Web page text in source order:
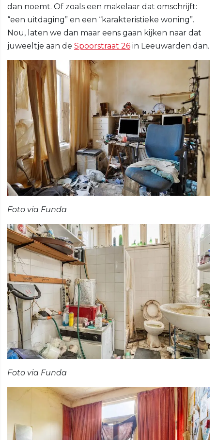
dan noemt. Of zoals een makelaar dat omschrijft:
“een uitdaging” en een “karakteristieke woning”.
Nou, laten we dan maar eens gaan kijken naar dat
juweeltje aan de Spoorstraat 26 in Leeuwarden dan.
Foto via Funda
Foto via Funda